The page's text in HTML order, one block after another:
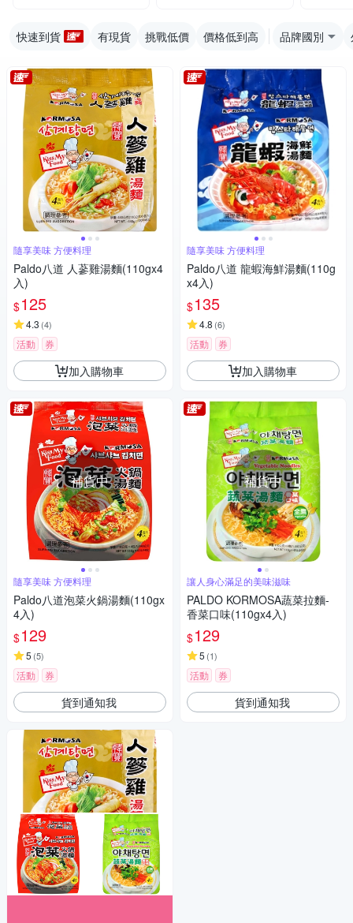
快速到貨 有現貨 挑戰低價 價格低到高 品牌國別
隨享美味 方便料理
Paldo八道 人蔘雞湯麵(110gx4
入)
$125
4.3 (4)
活動 券
加入購物車
補貨中
隨享美味 方便料理
Paldo八道泡菜火鍋湯麵(110gx
4入)
$129
5 (5)
活動 券
貨到通知我
隨享美味 方便料理
Paldo八道 龍蝦海鮮湯麵(110g
x4入)
$135
4.8 (6)
活動 券
加入購物車
補貨中
讓人身心滿足的美味滋味
PALDO KORMOSA蔬菜拉麵-
香菜口味(110gx4入)
$129
5 (1)
活動 券
貨到通知我